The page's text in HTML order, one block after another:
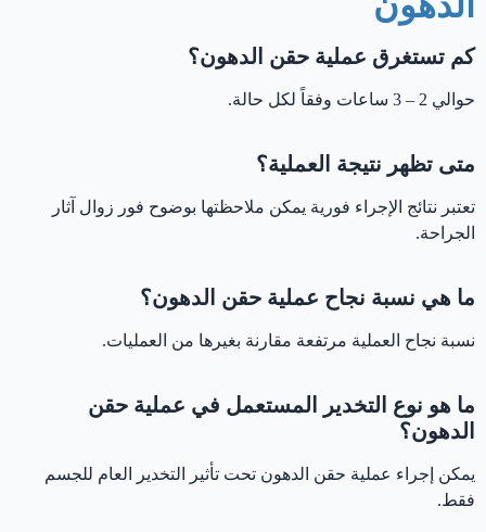
كم تستغرق عملية حقن الدهون؟
حوالي 2 – 3 ساعات وفقاً لكل حالة.
متى تظهر نتيجة العملية؟
تعتبر نتائج الإجراء فورية يمكن ملاحظتها بوضوح فور زوال آثار
الجراحة.
ما هي نسبة نجاح عملية حقن الدهون؟
نسبة نجاح العملية مرتفعة مقارنة بغيرها من العمليات.
ما هو نوع التخدير المستعمل في عملية حقن
الدهون؟
يمكن إجراء عملية حقن الدهون تحت تأثير التخدير العام للجسم
فقط.